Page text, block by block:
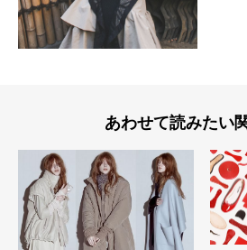
あわせて読みたい